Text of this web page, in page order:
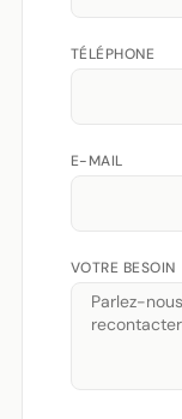
TÉLÉPHONE
E-MAIL
VOTRE BESOIN